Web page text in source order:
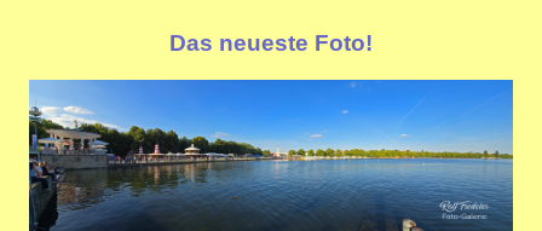
Das neueste Foto!